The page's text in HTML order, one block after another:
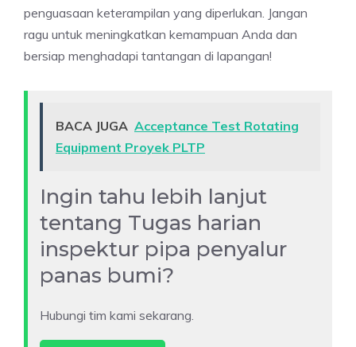
penguasaan keterampilan yang diperlukan. Jangan
ragu untuk meningkatkan kemampuan Anda dan
bersiap menghadapi tantangan di lapangan!
BACA JUGA Acceptance Test Rotating
Equipment Proyek PLTP
Ingin tahu lebih lanjut
tentang Tugas harian
inspektur pipa penyalur
panas bumi?
Hubungi tim kami sekarang.